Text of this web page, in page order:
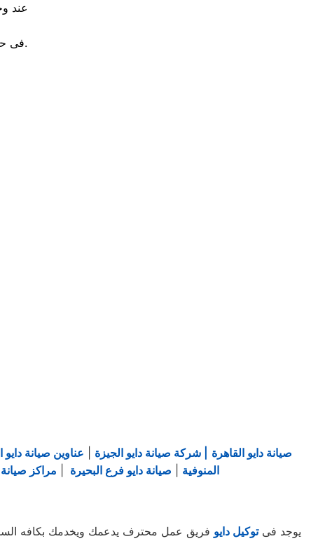
عند
فى حالة وجود ثقب فى الفريزر فأنه يكون بهذا الشكل تالف ولابد من تغييره.
صيانة دايو القاهرة | شركة صيانة دايو الجيزة عناوين صيانة دايو
المنوفية
صيانة دايو فرع البحيرة مراكز صيانة
يوجد فىتوكيل دايو فريق عمل محترف يدعمك ويخدمك بكافه